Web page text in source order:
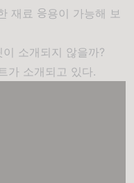
재료 응용이 가능해 보
소개되지 않을까?
가 소개되고 있다.